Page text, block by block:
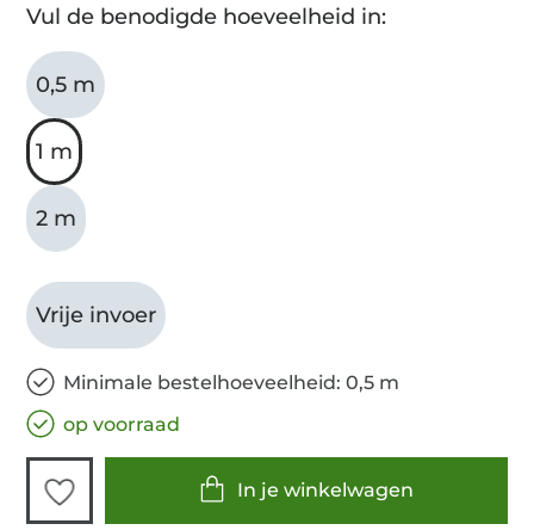
Vul de benodigde hoeveelheid in:
0,5 m
1 m
2 m
Vrije invoer
Minimale bestelhoeveelheid: 0,5 m
op voorraad
In je winkelwagen